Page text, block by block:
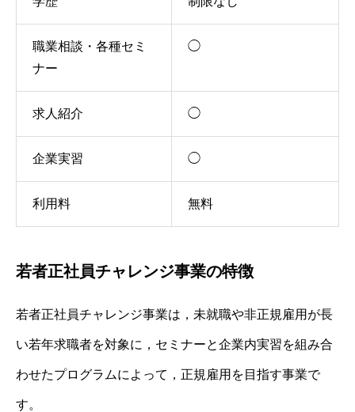
職業相談・各種セミ
ナー
◯
求人紹介 ◯
企業実習 ◯
利用料 無料
若者正社員チャレンジ事業の特徴
若者正社員チャレンジ事業は，未就職や非正規雇用が長
い若年求職者を対象に，セミナーと企業内実習を組み合
わせたプログラムによって，正規雇用を目指す事業で
す。